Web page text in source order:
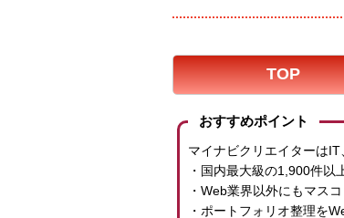
TOP
おすすめポイント
マイナビクリエイターは
・国内最大級の1,900件以
・Web業界以外にもマス
・ポートフォリオ整理を